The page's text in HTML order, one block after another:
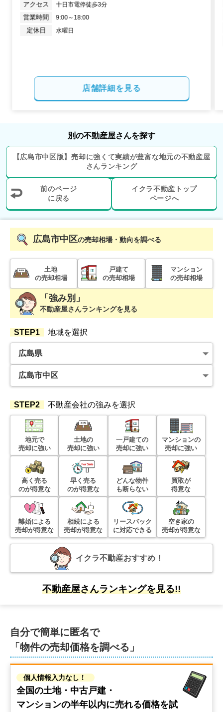
アクセス 十日市電停徒歩3分
営業時間 9:00～18:00
定休日 水曜日
店舗詳細を見る
別の不動産屋さんを探す
【広島市中区版】売却に強くて実績が豊富な地元の不動産屋
さんランキング
前のページ
に戻る
イクラ不動産トップ
ページへ
広島市中区の売却相場・動向を調べる
土地
の売却相場
戸建て
の売却相場
マンション
の売却相場
「強み別」
不動産屋さんランキングを見る
STEP1 地域を選択
STEP2 不動産会社の強みを選択
地元で
売却に強い
土地の
売却に強い
一戸建ての
売却に強い
マンションの
売却に強い
高く売る
のが得意な
早く売る
のが得意な
どんな物件
も断らない
買取が
得意な
離婚による
売却が得意な
相続による
売却が得意な
リースバック
に対応できる
空き家の
売却が得意な
イクラ不動産おすすめ！
不動産屋さんランキングを見る!!
自分で簡単に匿名で
「物件の売却価格を調べる」
個人情報入力なし！
全国の土地・中古戸建・
マンションの半年以内に売れる価格を試